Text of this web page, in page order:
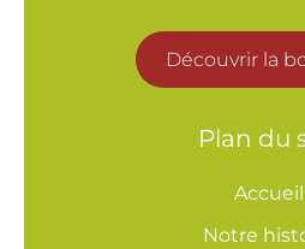
Découvrir la
Plan du
Accueil
Notre